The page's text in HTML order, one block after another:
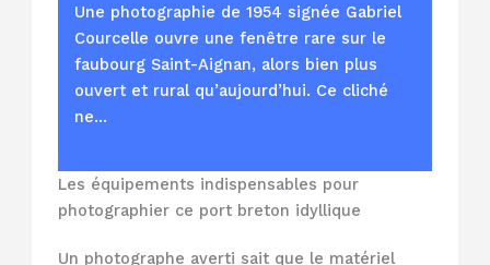
Une photographie de 1954 signée Gabriel
Courcelle ouvre une fenêtre rare sur le
faubourg Saint-Aignan, alors bien plus
ouvert et rural qu’aujourd’hui. Ce cliché
ne…
Les équipements indispensables pour
photographier ce port breton idyllique
Un photographe averti sait que le matériel